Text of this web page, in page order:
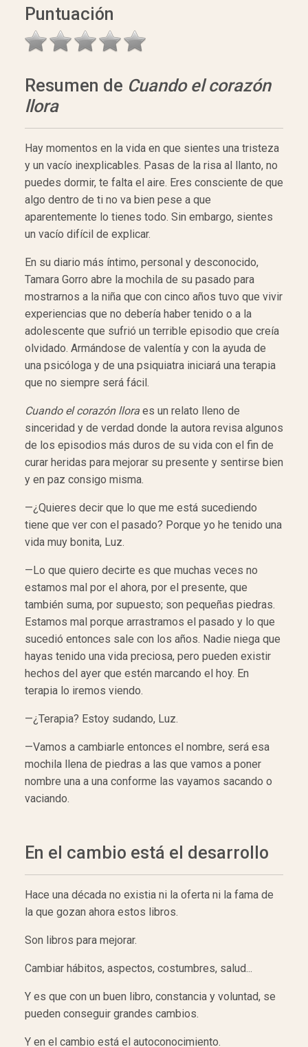
Puntuación
Resumen de Cuando el corazón
llora
Hay momentos en la vida en que sientes una tristeza
y un vacío inexplicables. Pasas de la risa al llanto, no
puedes dormir, te falta el aire. Eres consciente de que
algo dentro de ti no va bien pese a que
aparentemente lo tienes todo. Sin embargo, sientes
un vacío difícil de explicar.
En su diario más íntimo, personal y desconocido,
Tamara Gorro abre la mochila de su pasado para
mostrarnos a la niña que con cinco años tuvo que vivir
experiencias que no debería haber tenido o a la
adolescente que sufrió un terrible episodio que creía
olvidado. Armándose de valentía y con la ayuda de
una psicóloga y de una psiquiatra iniciará una terapia
que no siempre será fácil.
Cuando el corazón llora es un relato lleno de
sinceridad y de verdad donde la autora revisa algunos
de los episodios más duros de su vida con el fin de
curar heridas para mejorar su presente y sentirse bien
y en paz consigo misma.
—¿Quieres decir que lo que me está sucediendo
tiene que ver con el pasado? Porque yo he tenido una
vida muy bonita, Luz.
—Lo que quiero decirte es que muchas veces no
estamos mal por el ahora, por el presente, que
también suma, por supuesto; son pequeñas piedras.
Estamos mal porque arrastramos el pasado y lo que
sucedió entonces sale con los años. Nadie niega que
hayas tenido una vida preciosa, pero pueden existir
hechos del ayer que estén marcando el hoy. En
terapia lo iremos viendo.
—¿Terapia? Estoy sudando, Luz.
—Vamos a cambiarle entonces el nombre, será esa
mochila llena de piedras a las que vamos a poner
nombre una a una conforme las vayamos sacando o
vaciando.
En el cambio está el desarrollo
Hace una década no existia ni la oferta ni la fama de
la que gozan ahora estos libros.
Son libros para mejorar.
Cambiar hábitos, aspectos, costumbres, salud...
Y es que con un buen libro, constancia y voluntad, se
pueden conseguir grandes cambios.
Y en el cambio está el autoconocimiento.